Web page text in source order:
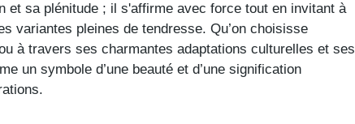
et sa plénitude ; il s'affirme avec force tout en invitant à
variantes pleines de tendresse. Qu’on choisisse
à travers ses charmantes adaptations culturelles et ses
un symbole d’une beauté et d’une signification